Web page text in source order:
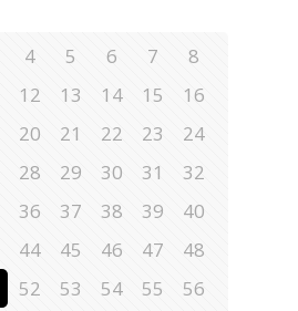
4 5 6 7
8
12 13 14 15
16
20 21 22 23
24
28 29 30 31
32
36 37 38 39
40
44 45 46 47
48
52 53 54 55
56